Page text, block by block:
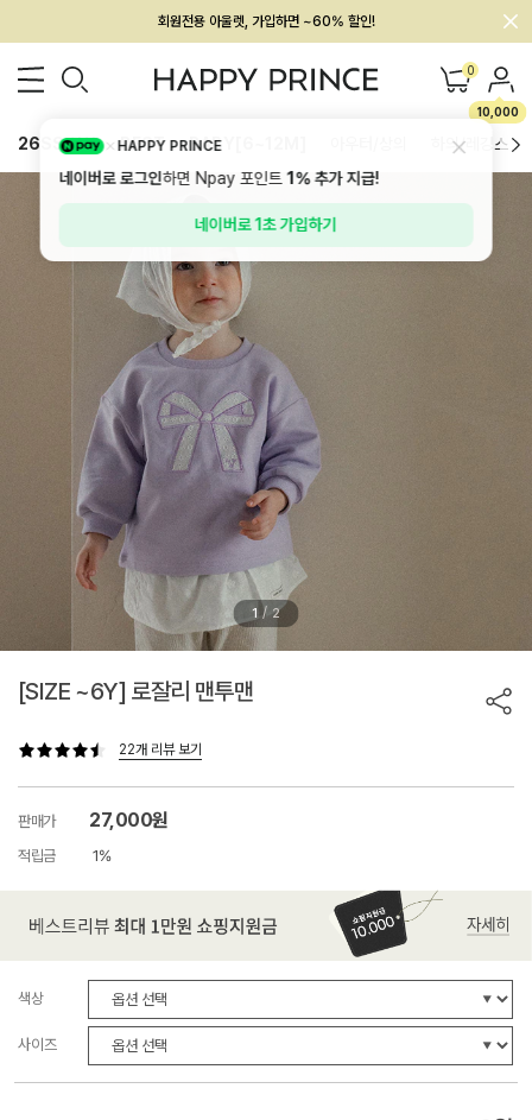
회원전용 아울렛, 가입하면 ~60% 할인!
멤버십 최대 28,000원 혜택 0
10,000
26SS 신상 BEST BABY[6~12M] 하의/레깅스
1 / 2
[SIZE ~6Y] 로잘리 맨투맨
22개 리뷰 보기
판매가 27,000원
적립금 1%
색상
사이즈
HAPPY PRINCE
네이버로 로그인하면 Npay 포인트1%추가 지급!
네이버로 1초 가입하기